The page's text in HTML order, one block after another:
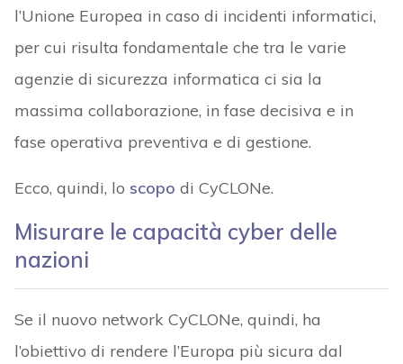
l’Unione Europea in caso di incidenti informatici,
per cui risulta fondamentale che tra le varie
agenzie di sicurezza informatica ci sia la
massima collaborazione, in fase decisiva e in
fase operativa preventiva e di gestione.
Ecco, quindi, lo scopo di CyCLONe.
Misurare le capacità cyber delle
nazioni
Se il nuovo network CyCLONe, quindi, ha
l’obiettivo di rendere l’Europa più sicura dal